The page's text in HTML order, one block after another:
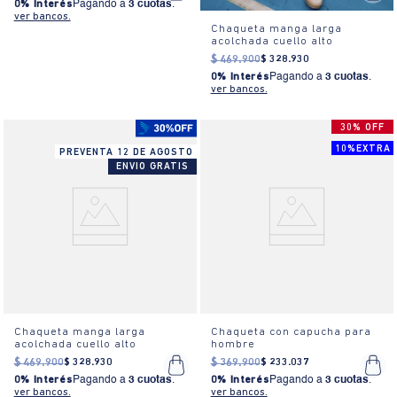
0% Interés Pagando a 3 cuotas.
ver bancos.
Chaqueta manga larga
acolchada cuello alto
$ 469.900$ 328.930
0% Interés Pagando a 3 cuotas.
ver bancos.
PREVENTA 12 DE AGOSTO
ENVIO GRATIS
Chaqueta manga larga
acolchada cuello alto
$ 469.900$ 328.930
0% Interés Pagando a 3 cuotas.
ver bancos.
30% OFF
10%EXTRA
Chaqueta con capucha para
hombre
$ 369.900$ 233 .037
0% Interés Pagando a 3 cuotas.
ver bancos.